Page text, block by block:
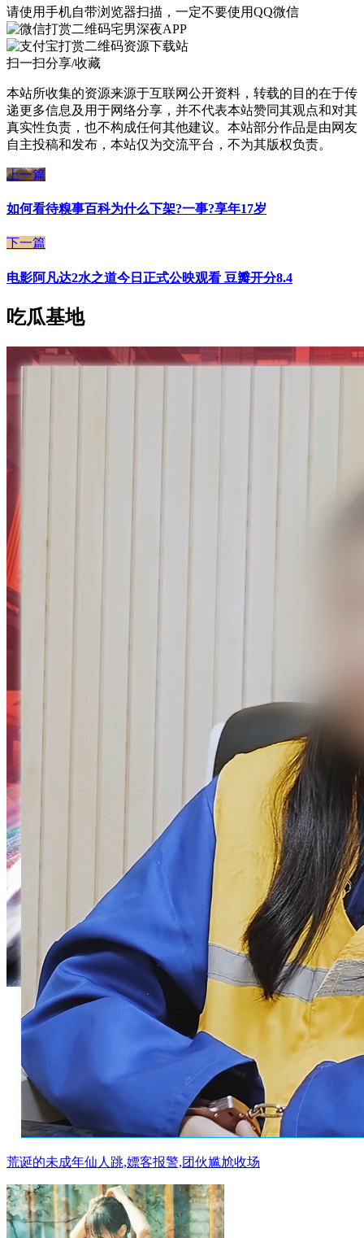
请使用手机自带浏览器扫描，一定不要使用QQ微信
宅男深夜APP
资源下载站
扫一扫分享/收藏
本站所收集的资源来源于互联网公开资料，转载的目的在于传
递更多信息及用于网络分享，并不代表本站赞同其观点和对其
真实性负责，也不构成任何其他建议。本站部分作品是由网友
自主投稿和发布，本站仅为交流平台，不为其版权负责。
上一篇
如何看待糗事百科为什么下架?一事?享年17岁
下一篇
电影阿凡达2水之道今日正式公映观看 豆瓣开分8.4
吃瓜基地
荒诞的未成年仙人跳,嫖客报警,团伙尴尬收场